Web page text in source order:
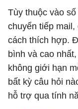
Tùy thuộc vào
chuyển tiếp
cách thích hợp.
bình và cao
không giới hạn
bất kỳ câu hỏi
hỗ trợ qua tính